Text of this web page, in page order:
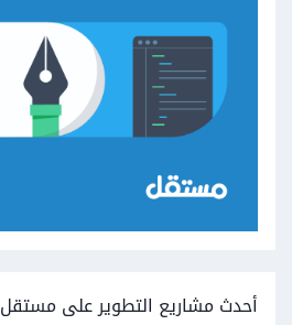
أحدث مشاريع التطوير على مستقل